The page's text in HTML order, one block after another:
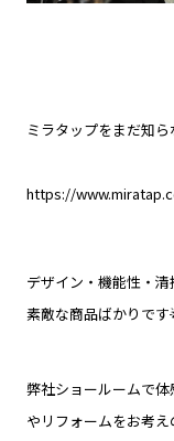
ミラタップをまだ知
https://
デザイン・機能性・清
素敵な商品ばかりです
弊社ショールームで
やリフォームをお考